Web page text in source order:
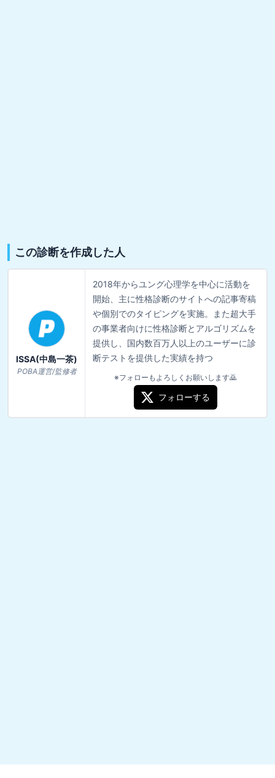
この診断を作成した人
ISSA(中島一茶)
POBA運営/監修者
2018年からユング心理学を中心に活動を
開始、主に性格診断のサイトへの記事寄稿
や個別でのタイピングを実施。また超大手
の事業者向けに性格診断とアルゴリズムを
提供し、国内数百万人以上のユーザーに診
断テストを提供した実績を持つ
※フォローもよろしくお願いします🙇
フォローする